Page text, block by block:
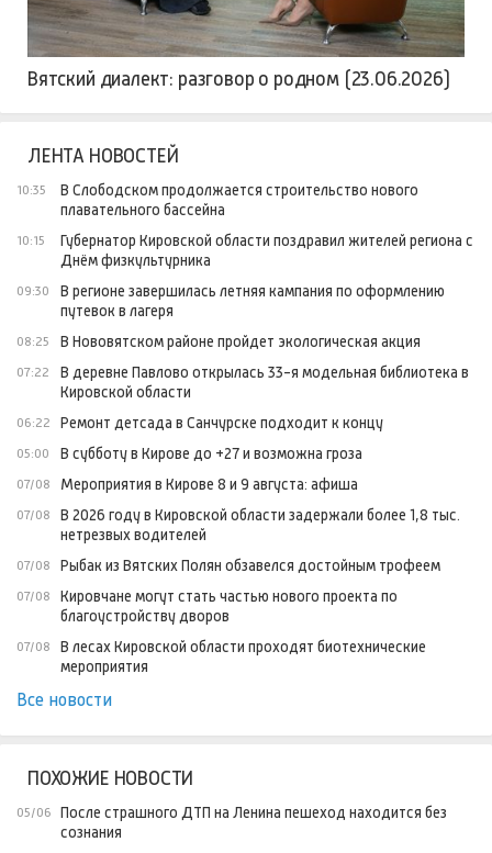
Вятский диалект: разговор о родном (23.06.2026)
ЛЕНТА НОВОСТЕЙ
10:35
В Слободском продолжается строительство нового
плавательного бассейна
10:15
Губернатор Кировской области поздравил жителей региона с
Днём физкультурника
09:30
В регионе завершилась летняя кампания по оформлению
путевок в лагеря
08:25 В Нововятском районе пройдет экологическая акция
07:22
В деревне Павлово открылась 33-я модельная библиотека в
Кировской области
06:22 Ремонт детсада в Санчурске подходит к концу
05:00 В субботу в Кирове до +27 и возможна гроза
07/08 Мероприятия в Кирове 8 и 9 августа: афиша
07/08
В 2026 году в Кировской области задержали более 1,8 тыс.
нетрезвых водителей
07/08 Рыбак из Вятских Полян обзавелся достойным трофеем
07/08
Кировчане могут стать частью нового проекта по
благоустройству дворов
07/08
В лесах Кировской области проходят биотехнические
мероприятия
Все новости
ПОХОЖИЕ НОВОСТИ
05/06
После страшного ДТП на Ленина пешеход находится без
сознания